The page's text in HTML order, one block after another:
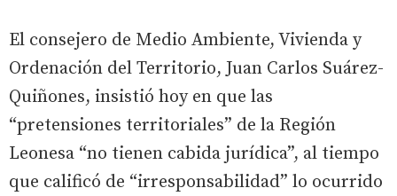
El consejero de Medio Ambiente, Vivienda y
Ordenación del Territorio, Juan Carlos Suárez-
Quiñones, insistió hoy en que las
“pretensiones territoriales” de la Región
Leonesa “no tienen cabida jurídica”, al tiempo
que calificó de “irresponsabilidad” lo ocurrido